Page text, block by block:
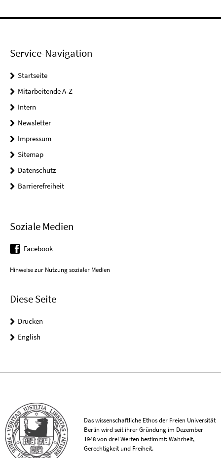
Service-Navigation
Startseite
Mitarbeitende A-Z
Intern
Newsletter
Impressum
Sitemap
Datenschutz
Barrierefreiheit
Soziale Medien
Facebook
Hinweise zur Nutzung sozialer Medien
Diese Seite
Drucken
English
Das wissenschaftliche Ethos der Freien Universität
Berlin wird seit ihrer Gründung im Dezember
1948 von drei Werten bestimmt: Wahrheit,
Gerechtigkeit und Freiheit.